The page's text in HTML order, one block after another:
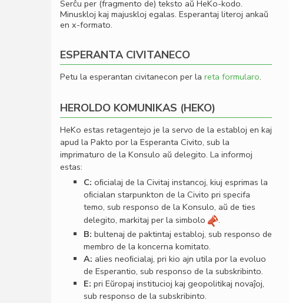
Serĉu per (fragmento de) teksto aŭ HeKo-kodo.
Minuskloj kaj majuskloj egalas. Esperantaj literoj ankaŭ
en x-formato.
ESPERANTA CIVITANECO
Petu la esperantan civitanecon per la reta formularo.
HEROLDO KOMUNIKAS (HEKO)
HeKo estas retagentejo je la servo de la establoj en kaj
apud la Pakto por la Esperanta Civito, sub la
imprimaturo de la Konsulo aŭ delegito. La informoj
estas:
C: oﬁcialaj de la Civitaj instancoj, kiuj esprimas la
oﬁcialan starpunkton de la Civito pri specifa
temo, sub responso de la Konsulo, aŭ de ties
delegito, markitaj per la simbolo
.
B: bultenaj de paktintaj establoj, sub responso de
membro de la koncerna komitato.
A: alies neoﬁcialaj, pri kio ajn utila por la evoluo
de Esperantio, sub responso de la subskribinto.
E: pri Eŭropaj institucioj kaj geopolitikaj novaĵoj,
sub responso de la subskribinto.